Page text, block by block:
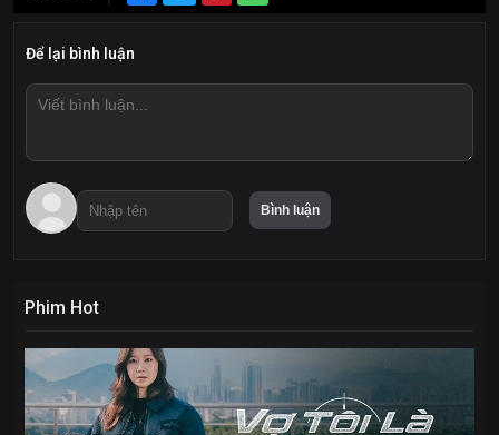
Để lại bình luận
Phim Hot